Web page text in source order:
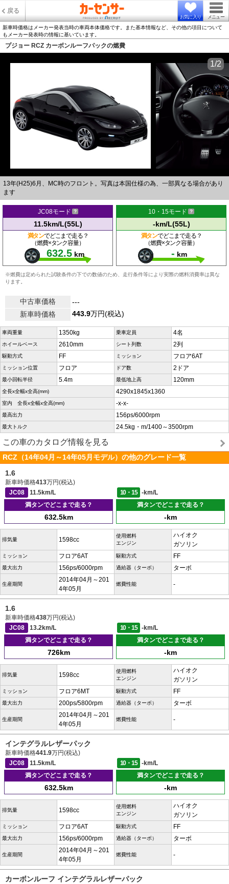
戻る
お気に入り メニュー
新車時価格はメーカー発表当時の車両本体価格です。また基本情報など、その他の項目について
もメーカー発表時の情報に基いています。
プジョー RCZ カーボンルーフパックの燃費
13年(H25)6月、MC時のフロント。写真は本国仕様の為、一部異なる場合があり
ます
1/2
JC08モード
11.5km/L(55L)
満タンでどこまで走る？
（燃費×タンク容量）
632.5 km
10・15モード
-km/L(55L)
満タンでどこまで走る？
（燃費×タンク容量）
- km
※燃費は定められた試験条件の下での数値のため、走行条件等により実際の燃料消費率は異な
ります。
中古車価格
---
新車時価格
443.9万円(税込)
車両重量 1350kg 乗車定員 4名
ホイールベース 2610mm シート列数 2列
駆動方式 FF ミッション フロア6AT
ミッション位置 フロア ドア数 2ドア
最小回転半径 5.4m 最低地上高 120mm
全長x全幅x全高(mm) 4290x1845x1360
室内 全長x全幅x全高(mm) -x-x-
最高出力 156ps/6000rpm
最大トルク 24.5kg・m/1400～3500rpm
この車のカタログ情報を見る
RCZ（14年04月～14年05月モデル）の他のグレード一覧
1.6
新車時価格413万円(税込)
JC08
11.5km/L 10・15
-km/L
満タンでどこまで走る？
632.5km
満タンでどこまで走る？
-km
排気量 1598cc
使用燃料
エンジン
ハイオク
ガソリン
ミッション フロア6AT 駆動方式 FF
最大出力 156ps/6000rpm 過給器（ターボ） ターボ
生産期間
2014年04月～201
4年05月
燃費性能 -
1.6
新車時価格438万円(税込)
JC08
13.2km/L 10・15
-km/L
満タンでどこまで走る？
726km
満タンでどこまで走る？
-km
排気量 1598cc
使用燃料
エンジン
ハイオク
ガソリン
ミッション フロア6MT 駆動方式 FF
最大出力 200ps/5800rpm 過給器（ターボ） ターボ
生産期間
2014年04月～201
4年05月
燃費性能 -
インテグラルレザーパック
新車時価格441.9万円(税込)
JC08
11.5km/L 10・15
-km/L
満タンでどこまで走る？
632.5km
満タンでどこまで走る？
-km
排気量 1598cc
使用燃料
エンジン
ハイオク
ガソリン
ミッション フロア6AT 駆動方式 FF
最大出力 156ps/6000rpm 過給器（ターボ） ターボ
生産期間
2014年04月～201
4年05月
燃費性能 -
カーボンルーフ インテグラルレザーパック